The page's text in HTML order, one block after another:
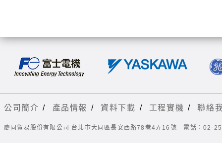
公司簡介 / 產品情報 / 資料下載 / 工程實機 / 聯絡
慶同貿易股份有限公司 台北市大同區長安西路78巷4弄16號 電話：02-